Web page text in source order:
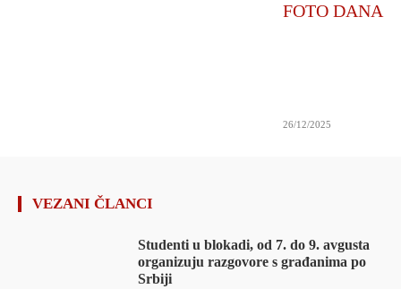
FOTO DANA
26/12/2025
VEZANI ČLANCI
Studenti u blokadi, od 7. do 9. avgusta
organizuju razgovore s građanima po
Srbiji